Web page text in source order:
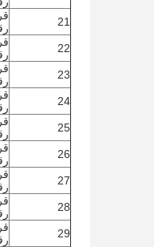
21
22
23
24
25
26
27
28
29